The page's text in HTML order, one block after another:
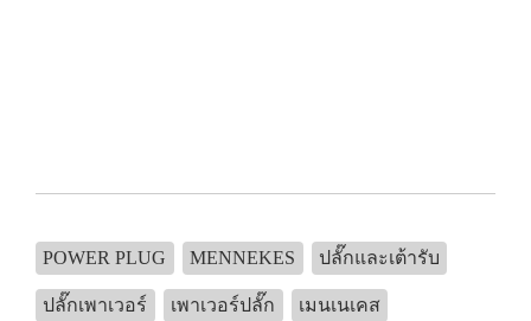
POWER PLUG MENNEKES ปลั๊กและเต้ารับ
ปลั๊กเพาเวอร์ เพาเวอร์ปลั๊ก เมนเนเคส